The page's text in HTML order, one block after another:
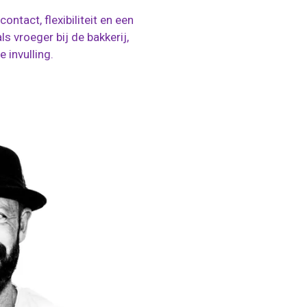
flexibiliteit en een
vroeger bij de bakkerij,
invulling.